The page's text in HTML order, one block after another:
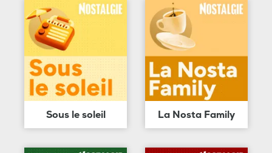
Sous le soleil La Nosta Family